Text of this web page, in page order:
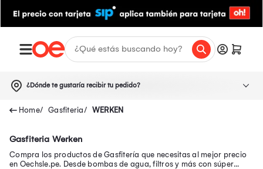
¿Dónde te gustaría recibir tu pedido?
Gasfiteria WERKEN
Gasfiteria Werken
Compra los productos de Gasfitería que necesitas al mejor precio
en Oechsle.pe. Desde bombas de agua, filtros y más con súper